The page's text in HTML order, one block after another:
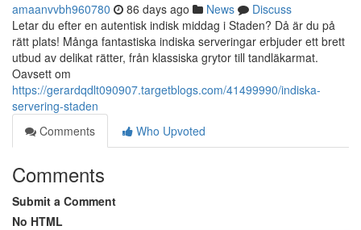
amaanvvbh960780 86 days ago News
Discuss
Letar du efter en autentisk indisk middag i Staden? Då är du på
rätt plats! Många fantastiska indiska serveringar erbjuder ett brett
utbud av delikat rätter, från klassiska grytor till tandläkarmat.
Oavsett om
https://gerardqdlt090907.targetblogs.com/41499990/indiska-
servering-staden
Comments
Who Upvoted
Comments
Submit a Comment
No HTML